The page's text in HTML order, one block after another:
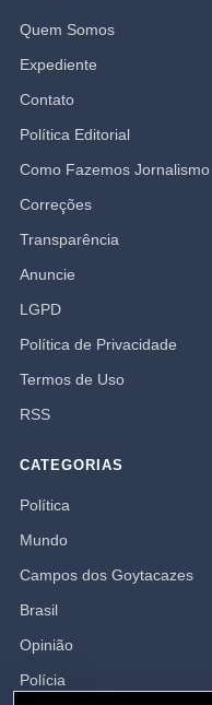
Quem Somos
Expediente
Contato
Política Editorial
Como Fazemos Jornalismo
Correções
Transparência
Anuncie
LGPD
Política de Privacidade
Termos de Uso
RSS
CATEGORIAS
Política
Mundo
Campos dos Goytacazes
Brasil
Opinião
Polícia